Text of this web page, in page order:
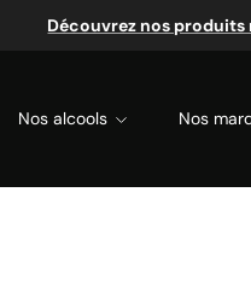
Découvrez nos produits
Nos alcools Nos